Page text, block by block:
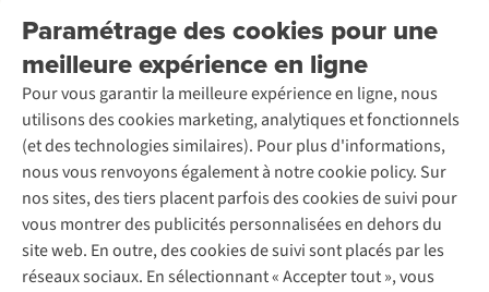
Paramétrage des cookies pour une
meilleure expérience en ligne
Pour vous garantir la meilleure expérience en ligne, nous
utilisons des cookies marketing, analytiques et fonctionnels
(et des technologies similaires). Pour plus d'informations,
nous vous renvoyons également à notre cookie policy. Sur
nos sites, des tiers placent parfois des cookies de suivi pour
vous montrer des publicités personnalisées en dehors du
site web. En outre, des cookies de suivi sont placés par les
réseaux sociaux. En sélectionnant « Accepter tout », vous
Rétractation d'une commande
Entretien & réparations
Garantie
Contactez-nous
À propos d’Ayacucho
Nos magasins
À propos d’A.S.Adventure
Déclaration d'accessibilité
Location / Location sports d’hiver
Entretien de ski
Service de lavage
Entretien de chaussures
Réparation de chaussures
Réparation de vêtements
Retouches
Pour les entreprises
Découvrez
A.S.Magazine
Explore Camp
Gear Check
Expertise & conseils
Abonnez-vous à la newsletter
Suivez-nous